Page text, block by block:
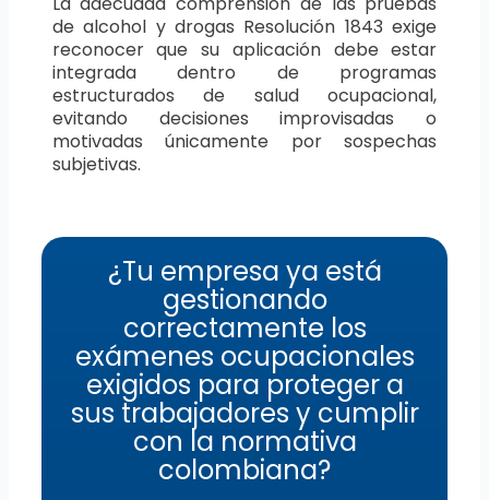
de alcohol y drogas Resolución 1843 exige
reconocer que su aplicación debe estar
integrada dentro de programas
estructurados de salud ocupacional,
evitando decisiones improvisadas o
motivadas únicamente por sospechas
subjetivas.
¿Tu empresa ya está
gestionando
correctamente los
exámenes ocupacionales
exigidos para proteger a
sus trabajadores y cumplir
con la normativa
colombiana?